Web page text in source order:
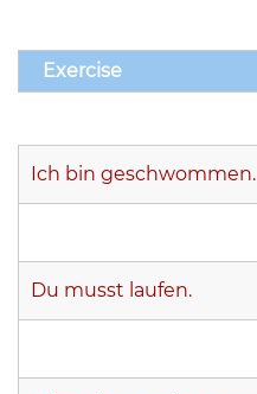
Exercise
Ich bin geschwommen.
Du musst laufen.